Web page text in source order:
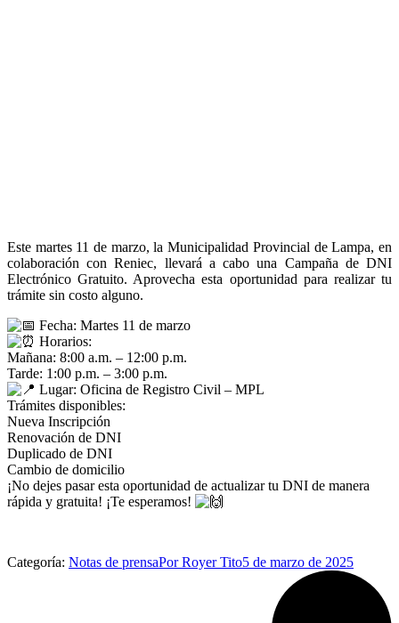
Este martes 11 de marzo, la Municipalidad Provincial de Lampa, en
colaboración con Reniec, llevará a cabo una Campaña de DNI
Electrónico Gratuito. Aprovecha esta oportunidad para realizar tu
trámite sin costo alguno.
Fecha: Martes 11 de marzo
Horarios:
Mañana: 8:00 a.m. – 12:00 p.m.
Tarde: 1:00 p.m. – 3:00 p.m.
Lugar: Oficina de Registro Civil – MPL
Trámites disponibles:
Nueva Inscripción
Renovación de DNI
Duplicado de DNI
Cambio de domicilio
¡No dejes pasar esta oportunidad de actualizar tu DNI de manera
rápida y gratuita! ¡Te esperamos!
Categoría: Notas de prensaPorRoyer Tito5 de marzo de 2025